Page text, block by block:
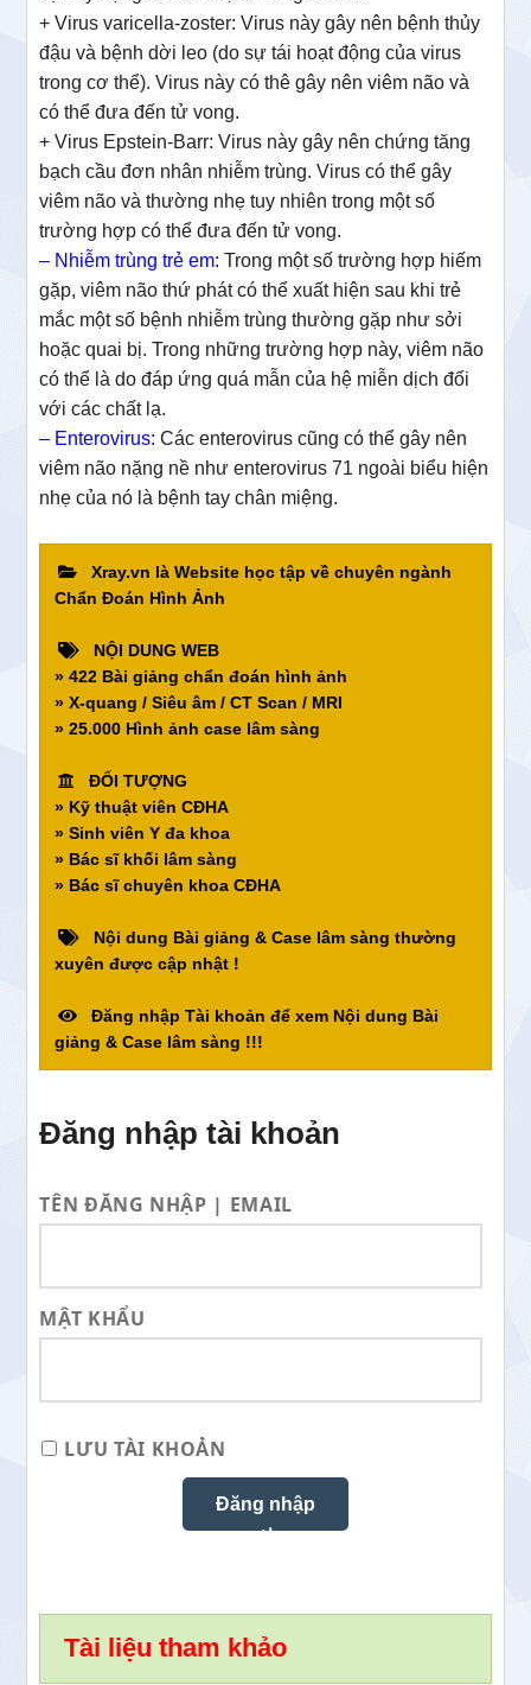
+ Virus varicella-zoster: Virus này gây nên bệnh thủy
đậu và bệnh dời leo (do sự tái hoạt động của virus
trong cơ thể). Virus này có thê gây nên viêm não và
có thể đưa đến tử vong.
+ Virus Epstein-Barr: Virus này gây nên chứng tăng
bạch cầu đơn nhân nhiễm trùng. Virus có thể gây
viêm não và thường nhẹ tuy nhiên trong một số
trường hợp có thể đưa đến tử vong.
– Nhiễm trùng trẻ em: Trong một số trường hợp hiếm
gặp, viêm não thứ phát có thể xuất hiện sau khi trẻ
mắc một số bệnh nhiễm trùng thường gặp như sởi
hoặc quai bị. Trong những trường hợp này, viêm não
có thể là do đáp ứng quá mẫn của hệ miễn dịch đối
với các chất lạ.
– Enterovirus: Các enterovirus cũng có thể gây nên
viêm não nặng nề như enterovirus 71 ngoài biểu hiện
nhẹ của nó là bệnh tay chân miệng.
Xray.vn là Website học tập về chuyên ngành
Chẩn Đoán Hình Ảnh
NỘI DUNG WEB
» 422 Bài giảng chẩn đoán hình ảnh
» X-quang / Siêu âm / CT Scan / MRI
» 25.000 Hình ảnh case lâm sàng
ĐỐI TƯỢNG
» Kỹ thuật viên CĐHA
» Sinh viên Y đa khoa
» Bác sĩ khối lâm sàng
» Bác sĩ chuyên khoa CĐHA
Nội dung Bài giảng & Case lâm sàng thường
xuyên được cập nhật !
Đăng nhập Tài khoản để xem Nội dung Bài
giảng & Case lâm sàng !!!
Đăng nhập tài khoản
TÊN ĐĂNG NHẬP | EMAIL
MẬT KHẨU
LƯU TÀI KHOẢN
Tài liệu tham khảo